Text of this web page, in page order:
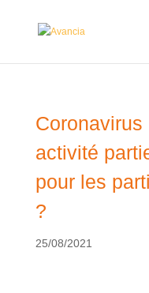
Coronavirus
activité
pour les
?
25/08/2021